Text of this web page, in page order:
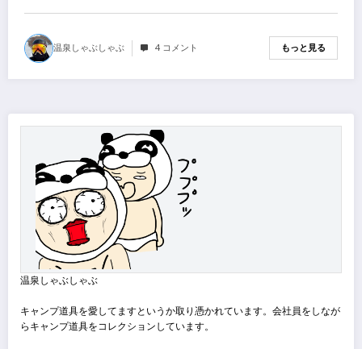
温泉しゃぶしゃぶ 4 コメント もっと見る
温泉しゃぶしゃぶ
キャンプ道具を愛してますというか取り憑かれています。会社員をしなが
らキャンプ道具をコレクションしています。